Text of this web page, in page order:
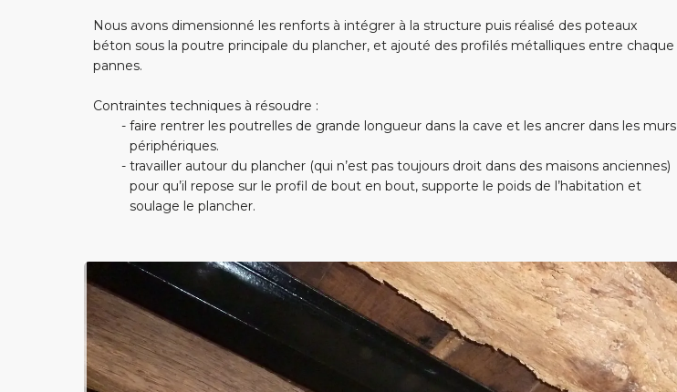
Nous avons dimensionné les renforts à intégrer à la structure puis réalisé des poteaux
béton sous la poutre principale du plancher, et ajouté des profilés métalliques entre chaque
pannes.
Contraintes techniques à résoudre :
faire rentrer les poutrelles de grande longueur dans la cave et les ancrer dans les murs
périphériques.
travailler autour du plancher (qui n’est pas toujours droit dans des maisons anciennes)
pour qu’il repose sur le profil de bout en bout, supporte le poids de l’habitation et
soulage le plancher.